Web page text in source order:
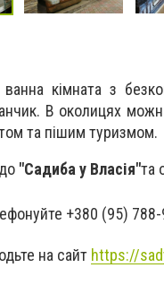
кімната з
В околицях
та пішим туризмом.
"Садиба у Власія"та
+380 (95) 788-
на сайт https://